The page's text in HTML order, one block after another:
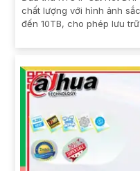
chất lượng với hình ảnh
đến 10TB, cho phép lưu